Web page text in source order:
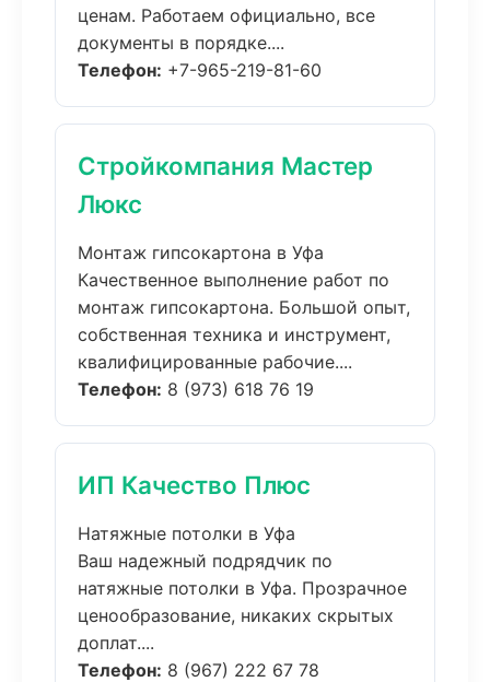
ценам. Работаем официально, все
документы в порядке....
Телефон: +7-965-219-81-60
Стройкомпания Мастер
Люкс
Монтаж гипсокартона в Уфа
Качественное выполнение работ по
монтаж гипсокартона. Большой опыт,
собственная техника и инструмент,
квалифицированные рабочие....
Телефон: 8 (973) 618 76 19
ИП Качество Плюс
Натяжные потолки в Уфа
Ваш надежный подрядчик по
натяжные потолки в Уфа. Прозрачное
ценообразование, никаких скрытых
доплат....
Телефон: 8 (967) 222 67 78